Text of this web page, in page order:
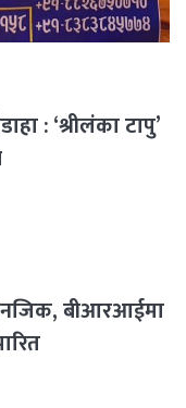
: ‘श्रीलंका टापु’
बीआरआईमा